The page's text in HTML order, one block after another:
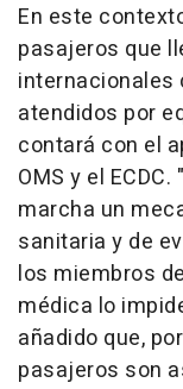
En este
pasajeros que
internacionales
atendidos por
contará con el
OMS y el
marcha un
sanitaria y de
los miembros
médica lo
añadido que,
pasajeros son